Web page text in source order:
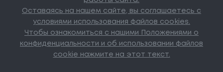
Оставаясь на нашем сайте, вы соглашаетесь с
условиями использования файлов cookies.
Чтобы ознакомиться с нашими Положениями о
конфиденциальности и об использовании файлов
cookie нажмите на этот текст.